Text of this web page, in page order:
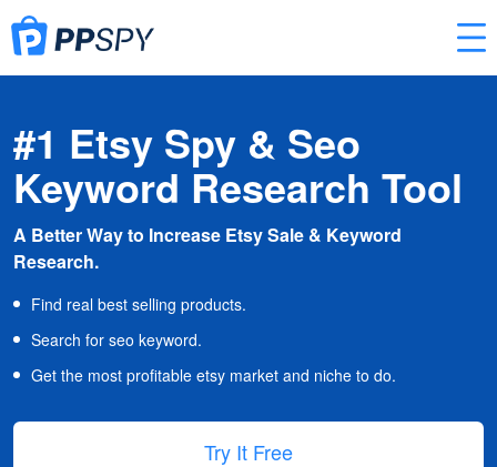
#1 Etsy Spy & Seo
Keyword Research Tool
A Better Way to Increase Etsy Sale & Keyword
Research.
Find real best selling products.
Search for seo keyword.
Get the most profitable etsy market and niche to do.
Try It Free